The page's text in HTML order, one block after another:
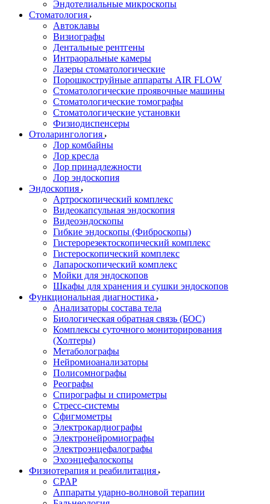
Эндотелиальные микроскопы
Стоматология
Автоклавы
Визиографы
Дентальные рентгены
Интраоральные камеры
Лазеры стоматологические
Порошкоструйные аппараты AIR FLOW
Стоматологические проявочные машины
Стоматологические томографы
Стоматологические установки
Физиодиспенсеры
Отоларингология
Лор комбайны
Лор кресла
Лор принадлежности
Лор эндоскопия
Эндоскопия
Артроскопический комплекс
Видеокапсульная эндоскопия
Видеоэндоскопы
Гибкие эндоскопы (Фиброcкопы)
Гистерорезектоскопический комплекс
Гистероскопический комплекс
Лапароскопический комплекс
Мойки для эндоскопов
Шкафы для хранения и сушки эндоскопов
Функциональная диагностика
Анализаторы состава тела
Биологическая обратная связь (БОС)
Комплексы суточного мониторирования
(Холтеры)
Метаболографы
Нейромиоанализаторы
Полисомнографы
Реографы
Спирографы и спирометры
Стресс-системы
Сфигмометры
Электрокардиографы
Электронейромиографы
Электроэнцефалографы
Эхоэнцефалоскопы
Физиотерапия и реабилитация
CPAP
Аппараты ударно-волновой терапии